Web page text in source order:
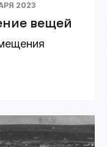
2023
вещей